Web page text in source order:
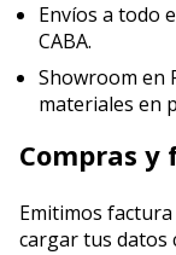
Envíos a todo
CABA.
Showroom en
materiales en
Compras y
Emitimos
cargar tus datos